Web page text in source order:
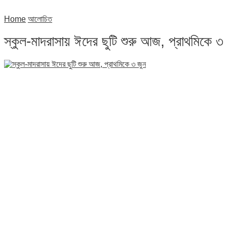
Home আলোচিত
স্কুল-মাদরাসায় ঈদের ছুটি শুরু আজ, প্রাথমিকে